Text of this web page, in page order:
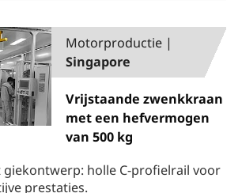
Motorproductie |
Singapore
Vrijstaande zwenkkraan
met een hefvermogen
van 500 kg
giekontwerp: holle C-profielrail voor
prestaties.